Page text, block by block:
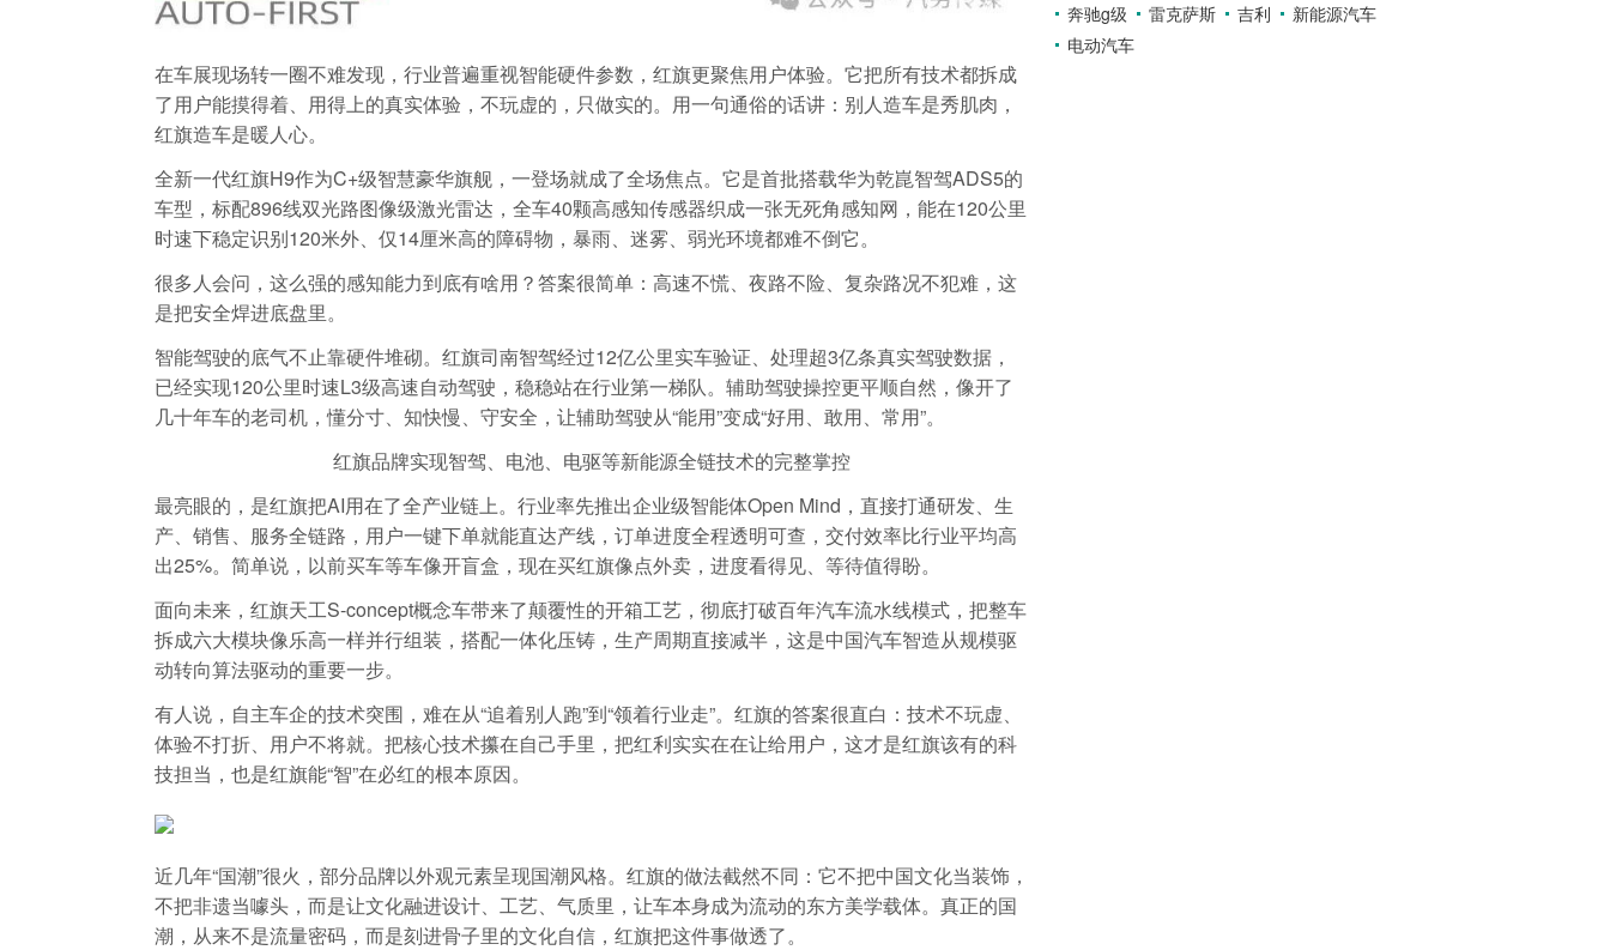
在车展现场转一圈不难发现，行业普遍重视智能硬件参数，红旗更聚焦用户体验。它把所有技术都拆成
了用户能摸得着、用得上的真实体验，不玩虚的，只做实的。用一句通俗的话讲：别人造车是秀肌肉，
红旗造车是暖人心。
全新一代红旗H9作为C+级智慧豪华旗舰，一登场就成了全场焦点。它是首批搭载华为乾崑智驾ADS5的
车型，标配896线双光路图像级激光雷达，全车40颗高感知传感器织成一张无死角感知网，能在120公里
时速下稳定识别120米外、仅14厘米高的障碍物，暴雨、迷雾、弱光环境都难不倒它。
很多人会问，这么强的感知能力到底有啥用？答案很简单：高速不慌、夜路不险、复杂路况不犯难，这
是把安全焊进底盘里。
智能驾驶的底气不止靠硬件堆砌。红旗司南智驾经过12亿公里实车验证、处理超3亿条真实驾驶数据，
已经实现120公里时速L3级高速自动驾驶，稳稳站在行业第一梯队。辅助驾驶操控更平顺自然，像开了
几十年车的老司机，懂分寸、知快慢、守安全，让辅助驾驶从“能用”变成“好用、敢用、常用”。
红旗品牌实现智驾、电池、电驱等新能源全链技术的完整掌控
最亮眼的，是红旗把AI用在了全产业链上。行业率先推出企业级智能体Open Mind，直接打通研发、生
产、销售、服务全链路，用户一键下单就能直达产线，订单进度全程透明可查，交付效率比行业平均高
出25%。简单说，以前买车等车像开盲盒，现在买红旗像点外卖，进度看得见、等待值得盼。
面向未来，红旗天工S-concept概念车带来了颠覆性的开箱工艺，彻底打破百年汽车流水线模式，把整车
拆成六大模块像乐高一样并行组装，搭配一体化压铸，生产周期直接减半，这是中国汽车智造从规模驱
动转向算法驱动的重要一步。
有人说，自主车企的技术突围，难在从“追着别人跑”到“领着行业走”。红旗的答案很直白：技术不玩虚、
体验不打折、用户不将就。把核心技术攥在自己手里，把红利实实在在让给用户，这才是红旗该有的科
技担当，也是红旗能“智”在必红的根本原因。
近几年“国潮”很火，部分品牌以外观元素呈现国潮风格。红旗的做法截然不同：它不把中国文化当装饰，
不把非遗当噱头，而是让文化融进设计、工艺、气质里，让车本身成为流动的东方美学载体。真正的国
潮，从来不是流量密码，而是刻进骨子里的文化自信，红旗把这件事做透了。
奔驰g级
雷克萨斯 吉利
新能源汽车
电动汽车